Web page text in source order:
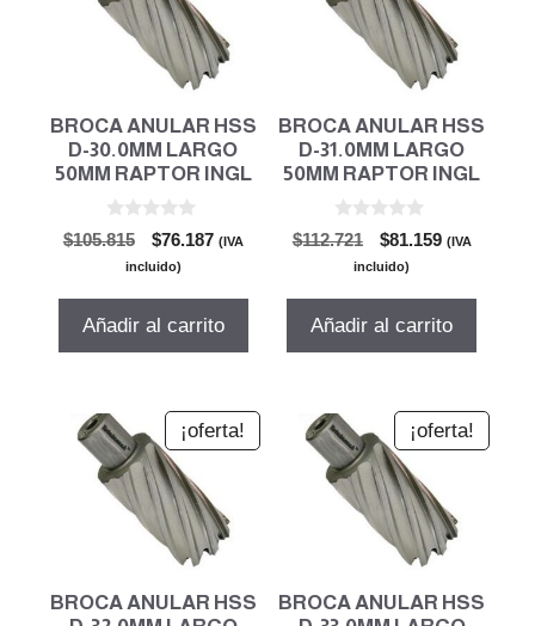
BROCA ANULAR HSS
D-30.0MM LARGO
50MM RAPTOR INGL
0
d
$105.815
El
precio
era:
$76.187El(IVA
incluido)
Añadir al carrito
BROCA ANULAR HSS
D-31.0MM LARGO
50MM RAPTOR INGL
0
d
$112.721
El
precio
era:
$81.159El(IVA
incluido)
Añadir al carrito
¡oferta!
BROCA ANULAR HSS
¡oferta!
BROCA ANULAR HSS